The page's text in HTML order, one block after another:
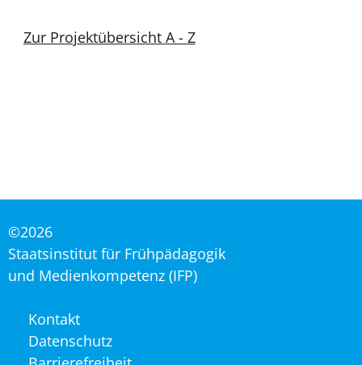
Zur Projektübersicht A - Z
©2026
Staatsinstitut für Frühpädagogik
und Medienkompetenz (IFP)
Navigation
überspringen
Kontakt
Datenschutz